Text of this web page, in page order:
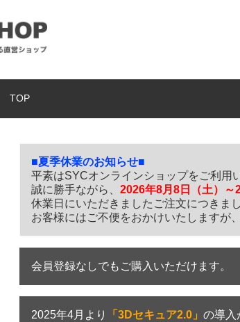
TOP
■夏季休業のお知らせ■
平素はSYCオンラインショップをご利用
誠に勝手ながら、 2026年8月8日（土）～
休業日にいただきましたご注文につきま
お客様にはご不便をおかけいたしますが
会員登録なしでもご購入いただけます。
2025年4月より 「3Dセキュア2.0」 の導入